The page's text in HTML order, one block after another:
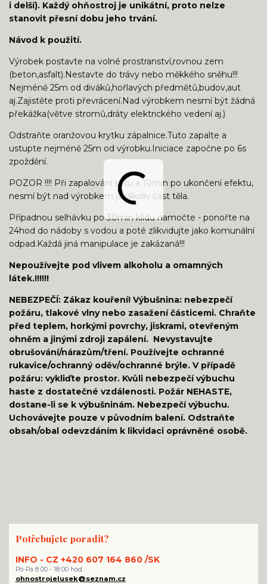
i delší). Každý ohňostroj je unikátní, proto nelze
stanovit přesní dobu jeho trvání.
Návod k použití.
Výrobek postavte na volné prostranství,rovnou zem
(beton,asfalt).Nestavte do trávy nebo měkkého sněhu!!!
Nejméně 25m od diváků,hořlavých předmětů,budov,aut
aj.Zajistěte proti převrácení.Nad výrobkem nesmí být žádná
překážka(větve stromů,dráty elektrického vedení aj.)
Odstraňte oranžovou krytku zápalnice.Tuto zapalte a
ustupte nejméně 25m od výrobku.Iniciace započne po 6s
zpoždění.
POZOR !!!! Při zapalování setu a 10min po ukončení efektu,
nesmí být nad výrobkem jakákoliv část těla.
Případnou selhávku po 30min klidu namočte - ponořte na
24hod do nádoby s vodou a poté zlikvidujte jako komunální
odpad.Každá jiná manipulace je zakázaná!!!
Nepoužívejte pod vlivem alkoholu a omamných
látek.!!!!!!
NEBEZPEČÍ: Zákaz kouření! Výbušnina: nebezpečí
požáru, tlakové vlny nebo zasažení částicemi. Chraňte
před teplem, horkými povrchy, jiskrami, otevřeným
ohněm a jinými zdroji zapálení. Nevystavujte
obrušování/nárazům/tření. Používejte ochranné
rukavice/ochranný oděv/ochranné brýle. V případě
požáru: vykliďte prostor. Kvůli nebezpečí výbuchu
haste z dostatečné vzdálenosti. Požár NEHASTE,
dostane-li se k výbušninám. Nebezpečí výbuchu.
Uchovávejte pouze v původním balení. Odstraňte
obsah/obal odevzdáním k likvidaci oprávněné osobě.
Potřebujete poradit?
INFO - CZ +420 607 164 860 /SK
Po-Pa 8 00 - 18 00 hod
ohnostrojelusek@seznam.cz